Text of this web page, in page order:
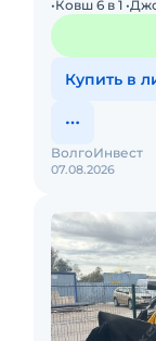
•Ковш 6 в 1
гашения
Купить в
07.08.2026
ВолгоИнвест